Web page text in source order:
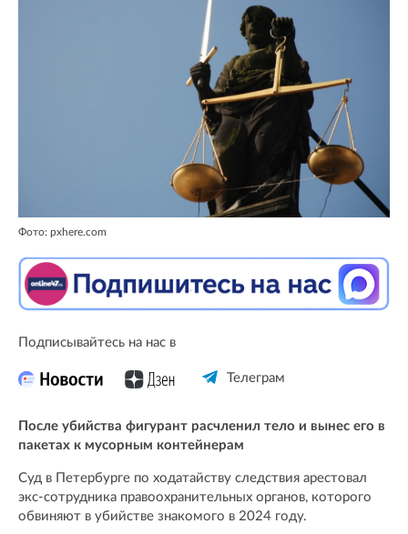
Фото: pxhere.com
Подписывайтесь на нас в
Телеграм
После убийства фигурант расчленил тело и вынес его в
пакетах к мусорным контейнерам
Суд в Петербурге по ходатайству следствия арестовал
экс-сотрудника правоохранительных органов, которого
обвиняют в убийстве знакомого в 2024 году.